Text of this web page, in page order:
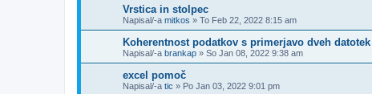
Vrstica in stolpec
Napisal/-a mitkos » To Feb 22, 2022 8:15 am
Koherentnost podatkov s primerjavo dveh datotek
Napisal/-a brankap » So Jan 08, 2022 9:38 am
excel pomoč
Napisal/-a tic » Po Jan 03, 2022 9:01 pm